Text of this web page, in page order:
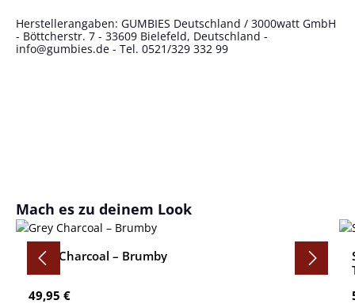
Herstellerangaben: GUMBIES Deutschland / 3000watt GmbH
- Böttcherstr. 7 - 33609 Bielefeld, Deutschland -
info@gumbies.de - Tel. 0521/329 332 99
Produktgalerie überspringen
Mach es zu deinem Look
Grey Charcoal – Brumby
Regulärer Preis:
49,95 €